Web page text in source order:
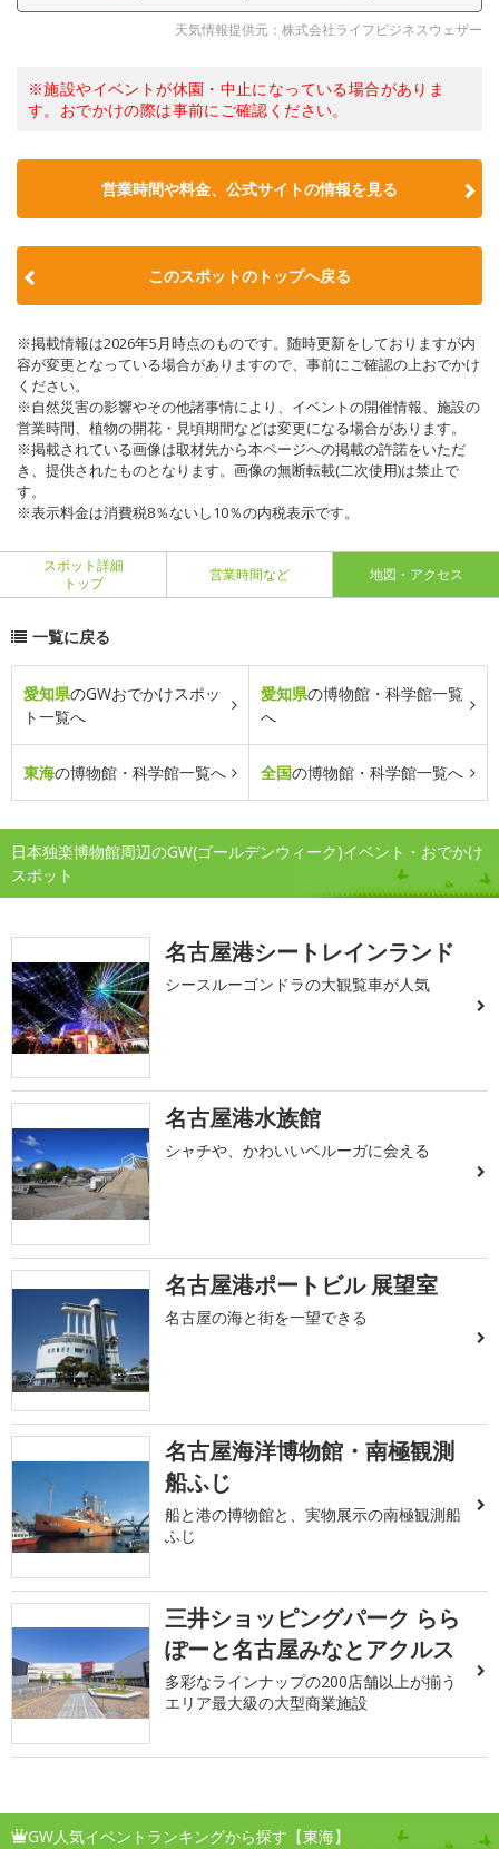
天気情報提供元：株式会社ライフビジネスウェザー
※施設やイベントが休園・中止になっている場合がありま
す。おでかけの際は事前にご確認ください。
営業時間や料金、公式サイトの情報を見る
このスポットのトップへ戻る
※掲載情報は2026年5月時点のものです。随時更新をしておりますが内
容が変更となっている場合がありますので、事前にご確認の上おでかけ
ください。
※自然災害の影響やその他諸事情により、イベントの開催情報、施設の
営業時間、植物の開花・見頃期間などは変更になる場合があります。
※掲載されている画像は取材先から本ページへの掲載の許諾をいただ
き、提供されたものとなります。画像の無断転載(二次使用)は禁止で
す。
※表示料金は消費税8％ないし10％の内税表示です。
スポット詳細
トップ
営業時間など 地図・アクセス
一覧に戻る
愛知県のGWおでかけスポッ
ト一覧へ
愛知県の博物館・科学館一覧
へ
東海の博物館・科学館一覧へ 全国の博物館・科学館一覧へ
日本独楽博物館周辺のGW(ゴールデンウィーク)イベント・おでかけ
スポット
名古屋港シートレインランド
シースルーゴンドラの大観覧車が人気
名古屋港水族館
シャチや、かわいいベルーガに会える
名古屋港ポートビル 展望室
名古屋の海と街を一望できる
名古屋海洋博物館・南極観測
船ふじ
船と港の博物館と、実物展示の南極観測船
ふじ
三井ショッピングパーク らら
ぽーと名古屋みなとアクルス
多彩なラインナップの200店舗以上が揃う
エリア最大級の大型商業施設
GW人気イベントランキングから探す【東海】